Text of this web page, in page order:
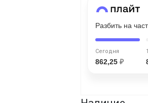
Разбить на
Сегодня
862,25 ₽